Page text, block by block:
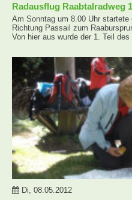
Radausflug Raabtalradweg
Am Sonntag um 8.00 Uhr
Richtung Passail zum
Von hier aus wurde der 1. Teil des
Di, 08.05.2012